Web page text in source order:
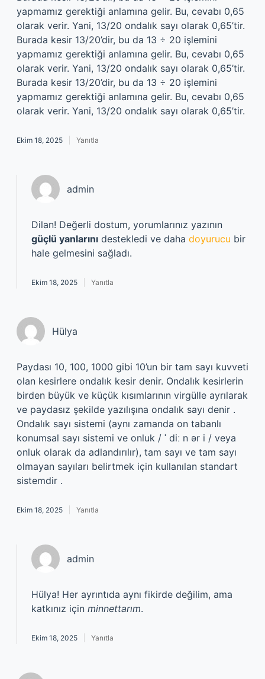
yapmamız gerektiği anlamına gelir. Bu, cevabı 0,65
olarak verir. Yani, 13/20 ondalık sayı olarak 0,65’tir.
Burada kesir 13/20’dir, bu da 13 ÷ 20 işlemini
yapmamız gerektiği anlamına gelir. Bu, cevabı 0,65
olarak verir. Yani, 13/20 ondalık sayı olarak 0,65’tir.
Burada kesir 13/20’dir, bu da 13 ÷ 20 işlemini
yapmamız gerektiği anlamına gelir. Bu, cevabı 0,65
olarak verir. Yani, 13/20 ondalık sayı olarak 0,65’tir.
Ekim 18, 2025 Yanıtla
admin
Dilan! Değerli dostum, yorumlarınız yazının
güçlü yanlarını destekledi ve daha doyurucu bir
hale gelmesini sağladı.
Ekim 18, 2025 Yanıtla
Hülya
Paydası 10, 100, 1000 gibi 10’un bir tam sayı kuvveti
olan kesirlere ondalık kesir denir. Ondalık kesirlerin
birden büyük ve küçük kısımlarının virgülle ayrılarak
ve paydasız şekilde yazılışına ondalık sayı denir .
Ondalık sayı sistemi (aynı zamanda on tabanlı
konumsal sayı sistemi ve onluk / ˈ diː n ər i / veya
onluk olarak da adlandırılır), tam sayı ve tam sayı
olmayan sayıları belirtmek için kullanılan standart
sistemdir .
Ekim 18, 2025 Yanıtla
admin
Hülya! Her ayrıntıda aynı fikirde değilim, ama
katkınız için minnettarım.
Ekim 18, 2025 Yanıtla